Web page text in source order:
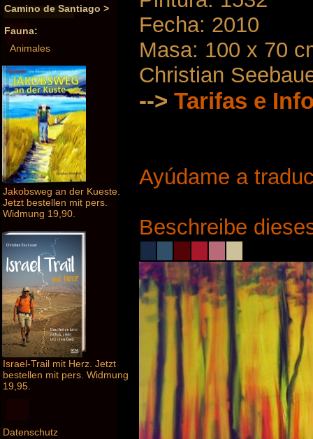
Camino de Santiago >
Fauna:
Animales
Jakobsweg an der Kueste.
Jetzt bestellen mit pers.
Widmung 19,90.
Israel-Trail mit Herz. Jetzt
bestellen mit pers. Widmung
19,95.
Datenschutz
Fecha: 2010
Masa: 100 x 70
Christian
--> Tarifas e
Ayúdame a
Beschreibe